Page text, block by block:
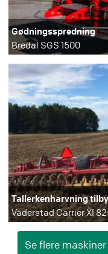
Gødningsspredning
Bredal SGS 1500
Tallerkenharvning
Väderstad Carrier XI